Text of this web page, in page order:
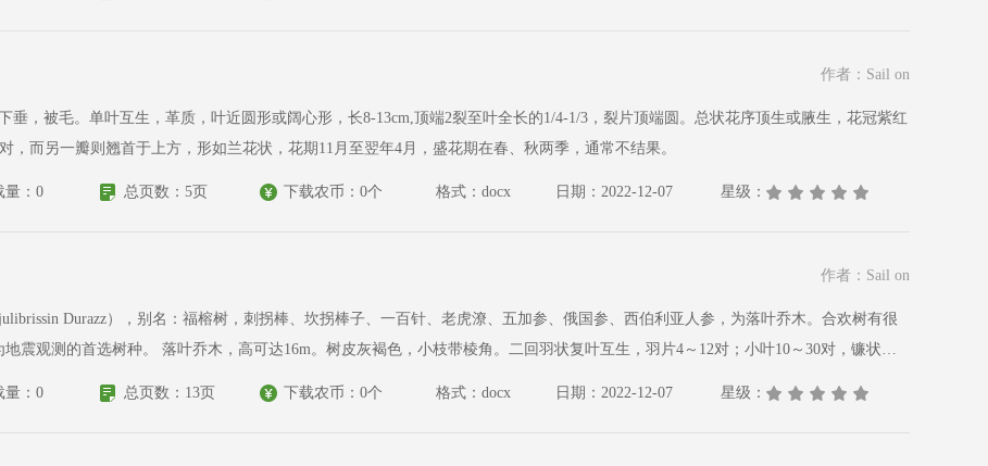
作者：Sail on
，而另一瓣则翘首于上方，形如兰花状，花期11月至翌年4月，盛花期在春、秋两季，通常不结果。
量：0 总页数：5页 下载农币：0个 格式：docx 日期：2022-12-07 星级：
作者：Sail on
状复叶互生，羽片4～12对；小叶10～30对，镰状长
量：0 总页数：13页 下载农币：0个 格式：docx 日期：2022-12-07 星级：